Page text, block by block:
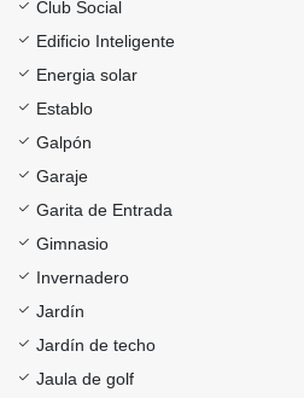
Club Social
Edificio Inteligente
Energia solar
Establo
Galpón
Garaje
Garita de Entrada
Gimnasio
Invernadero
Jardín
Jardín de techo
Jaula de golf